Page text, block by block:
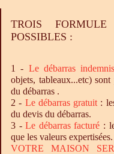
TROIS
POSSIBLES :
1 - Ledébarras
objets, tableaux...etc)
du débarras .
2 - Le débarrasgratuit :
du devis du débarras.
3 -Le débarrasfacturé :
que les valeurs expertisées.
VOTRE MAISON